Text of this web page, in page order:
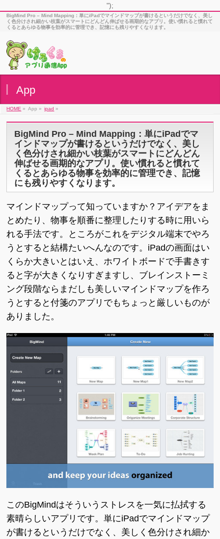
");
BigMind Pro – Mind Mapping：単にiPadでマインドマップが書けるというだけでなく、美し
く色分けされ細かい枝葉がスマートにどんどん伸ばせる画期的なアプリ。使い慣れると慣れて
くるとあらゆる物事を効率的に管理でき、記憶にも残りやすくなります。
App
HOME » App » ipad »
BigMind Pro – Mind Mapping：単にiPadでマ
インドマップが書けるというだけでなく、美し
く色分けされ細かい枝葉がスマートにどんどん
伸ばせる画期的なアプリ。使い慣れると慣れて
くるとあらゆる物事を効率的に管理でき、記憶
にも残りやすくなります。
マインドマップって知っていますか？アイデアをま
とめたり、物事を順番に整理したりする時に用いら
れる手法です。ところがこれをデジタル端末でやろ
うとすると結構たいへんなのです。iPadの画面はい
くらか大きいとはいえ、ホワイトボードで手書きす
ると字が大きくなりすぎますし、ブレインストーミ
ング段階ならまだしも美しいマインドマップを作ろ
うとすると付箋のアプリでもちょっと厳しいものが
ありました。
このBigMindはそういうストレスを一気に払拭する
素晴らしいアプリです。単にiPadでマインドマップ
が書けるというだけでなく、美しく色分けされ細か